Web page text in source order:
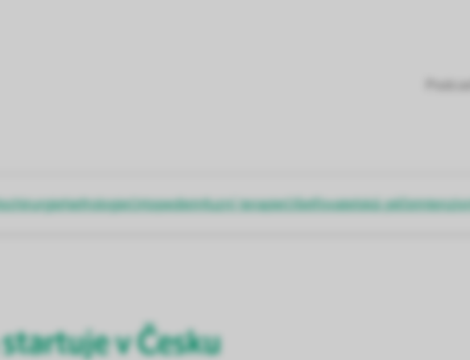
NefrologieOrtopedieInfuzní terapieOšetřovatelská péče
v Česku